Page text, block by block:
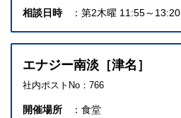
相談日時
第2木曜 11:55～13:20
エナジー南淡［津名］
社内ポストNo：766
開催場所
食堂